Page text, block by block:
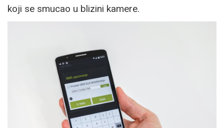
koji se smucao u blizini kamere.